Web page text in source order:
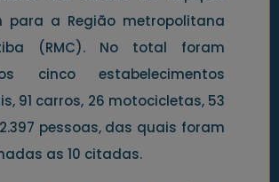
para a Região metropolitana
(RMC). No total foram
cinco estabelecimentos
91 carros, 26 motocicletas, 53
pessoas, das quais foram
as 10 citadas.